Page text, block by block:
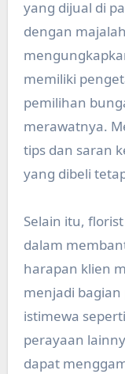
yang dijual di
dengan
memiliki
pemilihan
merawatnya.
tips dan saran
yang dibeli
Selain itu,
dalam
harapan klien
menjadi
istimewa
perayaan
dapat